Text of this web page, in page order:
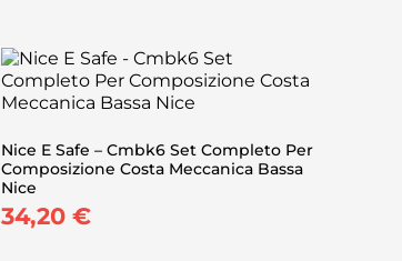
Nice E Safe – Cmbk6 Set Completo Per
Composizione Costa Meccanica Bassa
Nice
34,20€